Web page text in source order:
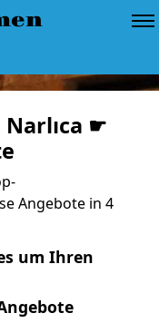
Narlıca ☛
Angebote in 4
um Ihren